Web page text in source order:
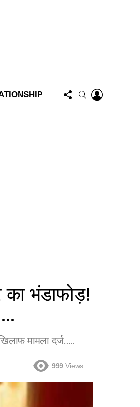
FOLLOW
US
SEARCH
भंडाफोड़!
मामला दर्ज…..
999 Views